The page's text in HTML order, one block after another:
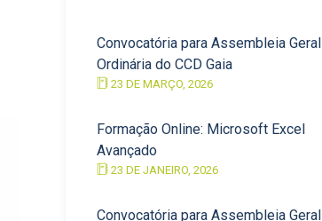
Convocatória para Assembleia Geral
Ordinária do CCD Gaia
23 DE MARÇO, 2026
Formação Online: Microsoft Excel
Avançado
23 DE JANEIRO, 2026
Convocatória para Assembleia Geral